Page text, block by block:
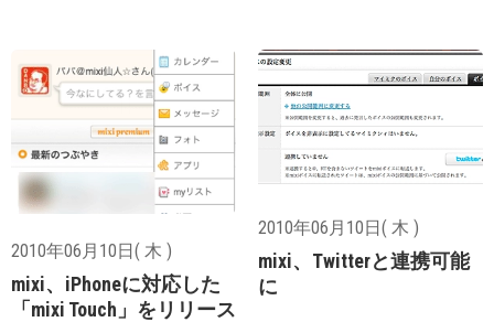
2010年06月10日( 木 )
mixi、iPhoneに対応した
「mixi Touch」をリリース
2010年06月10日( 木 )
mixi、Twitterと連携可能
に